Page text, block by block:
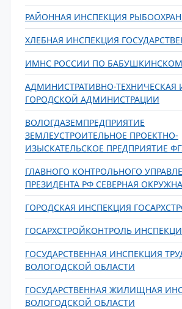
РАЙОННАЯ ИНСПЕКЦИЯ
ХЛЕБНАЯ ИНСПЕКЦИЯ
ИМНС РОССИИ ПО
АДМИНИСТРАТИВНО-ТЕХНИЧЕСКАЯ
ГОРОДСКОЙ АДМИНИСТРАЦИИ
ВОЛОГДАЗЕМПРЕДПРИЯТИЕ
ЗЕМЛЕУСТРОИТЕЛЬНОЕ ПРОЕКТНО-
ИЗЫСКАТЕЛЬСКОЕ ПРЕДПРИЯТИЕ
ГЛАВНОГО КОНТРОЛЬНОГО
ПРЕЗИДЕНТА РФ СЕВЕРНАЯ
ГОРОДСКАЯ ИНСПЕКЦИЯ
ГОСАРХСТРОЙКОНТРОЛЬ
ГОСУДАРСТВЕННАЯ ИНСПЕКЦИЯ
ВОЛОГОДСКОЙ ОБЛАСТИ
ГОСУДАРСТВЕННАЯ ЖИЛИЩНАЯ
ВОЛОГОДСКОЙ ОБЛАСТИ